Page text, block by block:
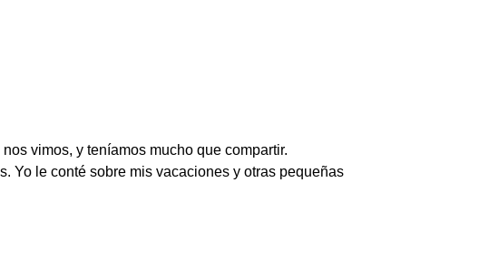
vimos, y teníamos mucho que compartir.
Yo le conté sobre mis vacaciones y otras pequeñas